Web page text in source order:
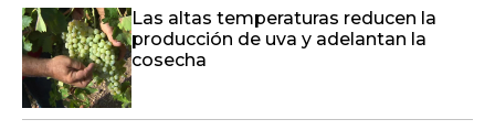
Las altas temperaturas reducen la
producción de uva y adelantan la
cosecha